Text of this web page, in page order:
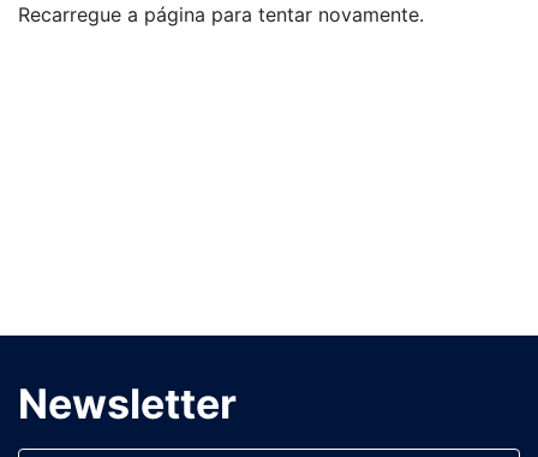
Recarregue a página para tentar novamente.
Newsletter